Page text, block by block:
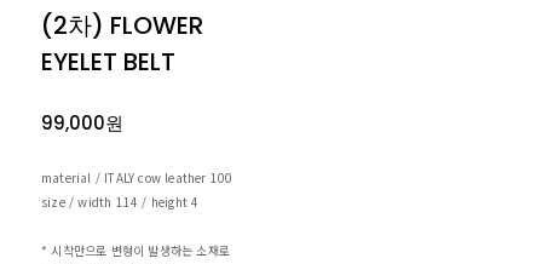
(2차) FLOWER
EYELET BELT
99,000원
material / ITALY cow leather 100
size / width 114 / height 4
* 시착만으로 변형이 발생하는 소재로